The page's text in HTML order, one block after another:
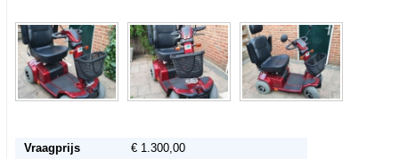
Vraagprijs
€ 1.300,00